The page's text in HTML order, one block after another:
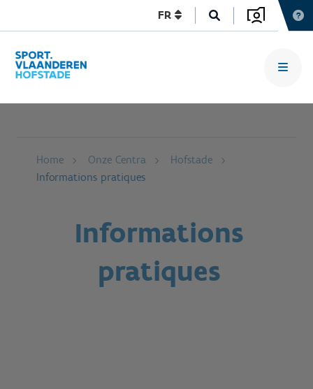
FR
Home Onze Centra
Hofstade
Informations pratiques
Informations
pratiques